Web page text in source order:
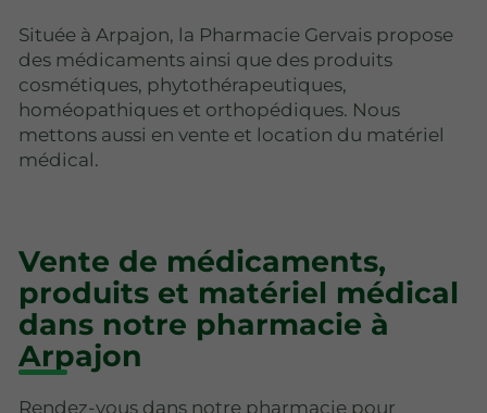
Située à Arpajon, la Pharmacie Gervais propose
des médicaments ainsi que des produits
cosmétiques, phytothérapeutiques,
homéopathiques et orthopédiques. Nous
mettons aussi en vente et location du matériel
médical.
Vente de médicaments,
produits et matériel médical
dans notre pharmacie à
Arpajon
Rendez-vous dans notre pharmacie pour